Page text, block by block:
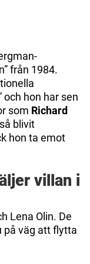
från 1984.
hon har sen
som Richard
blivit
hon ta emot
villan i
Lena Olin. De
på väg att flytta